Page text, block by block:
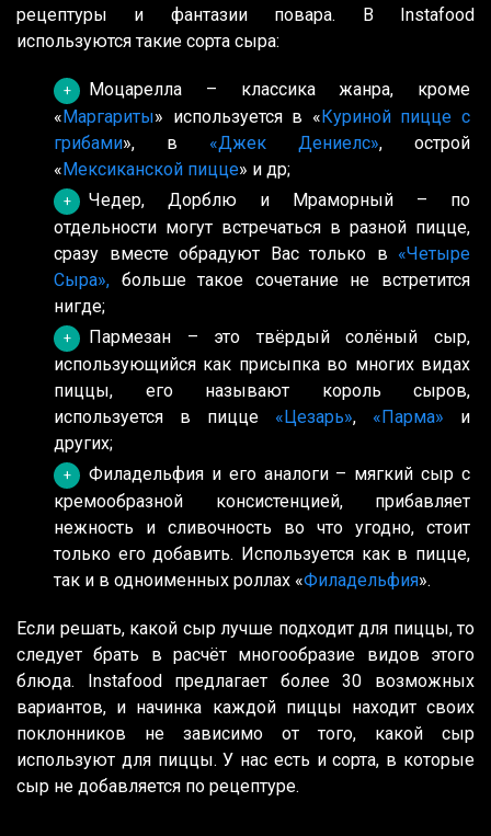
рецептуры и фантазии повара. В Instafood
используются такие сорта сыра:
Моцарелла – классика жанра, кроме
«Маргариты» используется в «Куриной пицце с
грибами», в «Джек Дениелс», острой
«Мексиканской пицце» и др;
Чедер, Дорблю и Мраморный – по
отдельности могут встречаться в разной пицце,
сразу вместе обрадуют Вас только в «Четыре
Сыра», больше такое сочетание не встретится
нигде;
Пармезан – это твёрдый солёный сыр,
использующийся как присыпка во многих видах
пиццы, его называют король сыров,
используется в пицце «Цезарь», «Парма» и
других;
Филадельфия и его аналоги – мягкий сыр с
кремообразной консистенцией, прибавляет
нежность и сливочность во что угодно, стоит
только его добавить. Используется как в пицце,
так и в одноименных роллах «Филадельфия».
Если решать, какой сыр лучше подходит для пиццы, то
следует брать в расчёт многообразие видов этого
блюда. Instafood предлагает более 30 возможных
вариантов, и начинка каждой пиццы находит своих
поклонников не зависимо от того, какой сыр
используют для пиццы. У нас есть и сорта, в которые
сыр не добавляется по рецептуре.